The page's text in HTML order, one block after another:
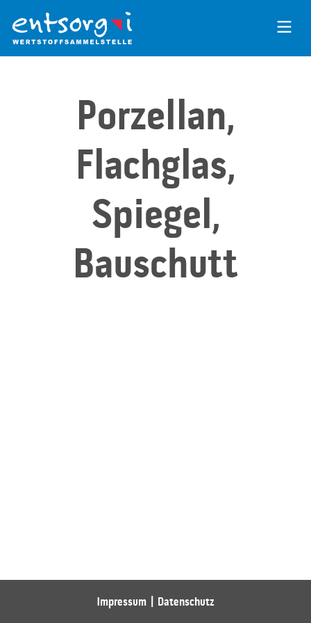
Inhalt
der
Seite
Porzellan,
Flachglas,
Spiegel,
Bauschutt
Impressum Datenschutz